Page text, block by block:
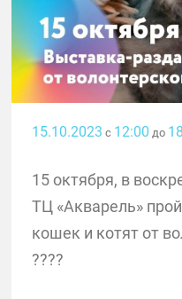
15.10.2023 с 12:00 до
15 октября, в
ТЦ «Акварель»
кошек и котят от
????